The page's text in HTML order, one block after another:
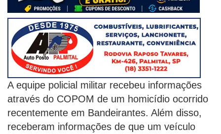
A equipe policial militar recebeu informações
através do COPOM de um homicídio ocorrido
recentemente em Bandeirantes. Além disso,
receberam informações de que um veículo